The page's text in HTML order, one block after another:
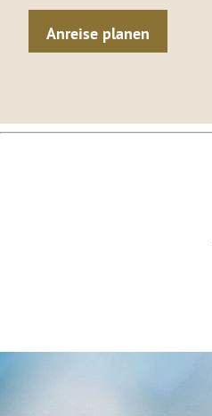
Anreise planen